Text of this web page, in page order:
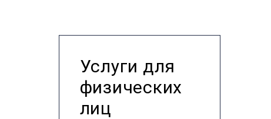
Услуги для
физических
лиц